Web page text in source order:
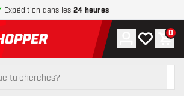
Expédition dans les 24 heures
retour à la page d’accueil
Compte
Ma liste0